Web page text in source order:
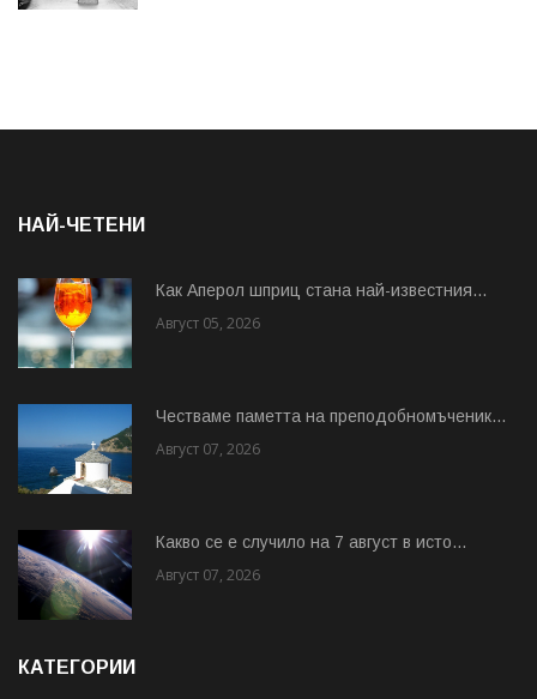
НАЙ-ЧЕТЕНИ
Как Аперол шприц стана най-известния...
Август 05, 2026
Честваме паметта на преподобномъченик...
Август 07, 2026
Какво се е случило на 7 август в исто...
Август 07, 2026
КАТЕГОРИИ